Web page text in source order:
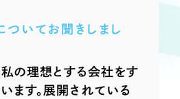
援
いてお聞きしまし
私の理想とする会社をす
ます。展開されている